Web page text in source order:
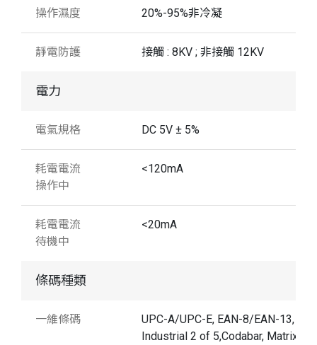
操作濕度 20%-95%非冷凝
靜電防護 接觸 : 8KV ; 非接觸 12KV
電力
電氣規格 DC 5V ± 5%
耗電電流
操作中
<120mA
耗電電流
待機中
<20mA
條碼種類
一維條碼
UPC-A/UPC-E, EAN-8/EAN-13,
Industrial 2 of 5,Codabar, Matrix 2